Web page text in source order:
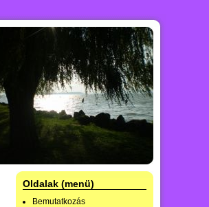
Oldalak (menü)
Bemutatkozás